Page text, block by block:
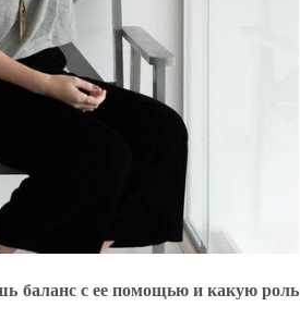
баланс с ее помощью и какую роль